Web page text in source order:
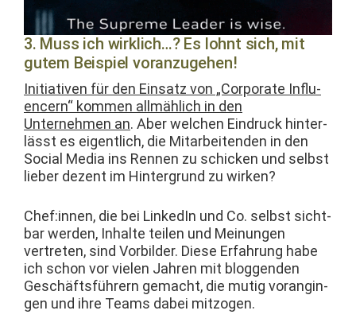
3. Muss ich wirklich…? Es lohnt sich, mit
gutem Beispiel voranzugehen!
Ini­tia­tiv­en für den Ein­satz von „Cor­po­rate Influ­
encern“ kom­men allmäh­lich in den
Unternehmen an. Aber welchen Ein­druck hin­ter­
lässt es eigentlich, die Mitar­bei­t­en­den in den
Social Media ins Ren­nen zu schick­en und selb­st
lieber dezent im Hin­ter­grund zu wirken?
Chef:innen, die bei LinkedIn und Co. selb­st sicht­
bar wer­den, Inhalte teilen und Mei­n­un­gen
vertreten, sind Vor­bilder. Diese Erfahrung habe
ich schon vor vie­len Jahren mit bloggen­den
Geschäfts­führern gemacht, die mutig vorangin­
gen und ihre Teams dabei mitzogen.